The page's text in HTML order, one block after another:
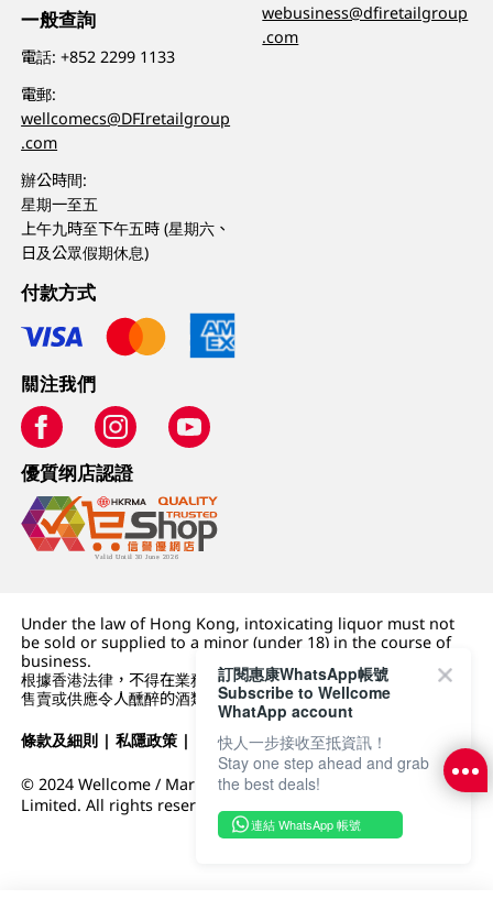
一般查詢
電話:+852 2299 1133
電郵:
wellcomecs@DFIretailgroup
.com
辦公時間:
星期一至五
上午九時至下午五時 (星期六、
日及公眾假期休息)
webusiness@dfiretailgroup
.com
付款方式
關注我們
優質纲店認證
Under the law of Hong Kong, intoxicating liquor must not
be sold or supplied to a minor (under 18) in the course of
business.
根據香港法律，不得在業務過程中，向未成年人 (18 歲以下人士)
售賣或供應令人醺醉的酒類。
條款及細則 |私隱政策 | DFI零售集團
© 2024 Wellcome / Market Place. The Dairy Farm Company
Limited. All rights reserved.
訂閱惠康WhatsApp帳號
Subscribe to Wellcome
WhatApp account
快人一步接收至抵資訊！
Stay one step ahead and grab
the best deals!
連結 WhatsApp 帳號